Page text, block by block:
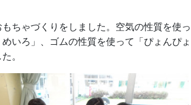
ちゃづくりをしました。空気の性質を使
いろ」、ゴムの性質を使って「ぴょんぴ
。